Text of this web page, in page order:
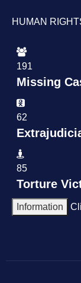
HUMAN
191
Missing
62
85
Torture
Information